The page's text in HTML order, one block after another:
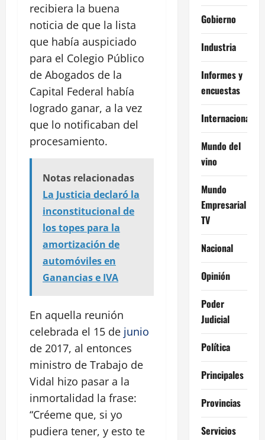
recibiera la buena
noticia de que la lista
que había auspiciado
para el Colegio Público
de Abogados de la
Capital Federal había
logrado ganar, a la vez
que lo notificaban del
procesamiento.
Notas relacionadas
La Justicia declaró la
inconstitucional de
los topes para la
amortización de
automóviles en
Ganancias e IVA
En aquella reunión
celebrada el 15 de junio
de 2017, al entonces
ministro de Trabajo de
Vidal hizo pasar a la
inmortalidad la frase:
“Créeme que, si yo
pudiera tener, y esto te
Gobierno
Industria
Informes y
encuestas
Internacional
Mundo del
vino
Mundo
Empresarial
TV
Nacional
Opinión
Poder
Judicial
Política
Principales
Provincias
Servicios